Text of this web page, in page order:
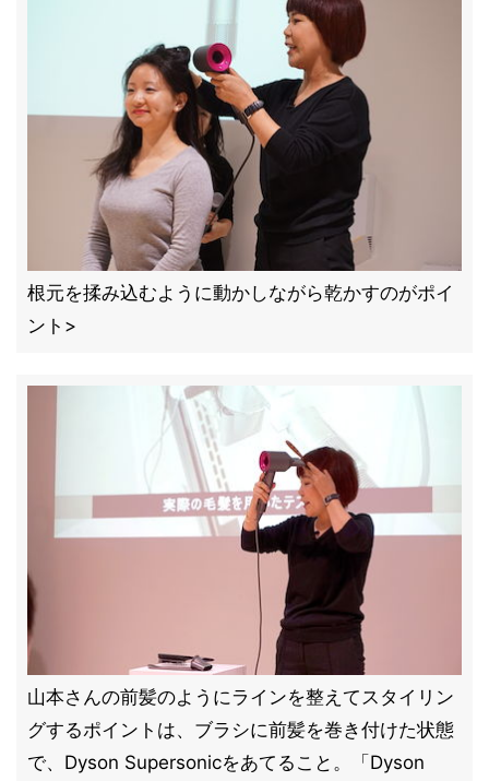
根元を揉み込むように動かしながら乾かすのがポイ
ント>
山本さんの前髪のようにラインを整えてスタイリン
グするポイントは、ブラシに前髪を巻き付けた状態
で、Dyson Supersonicをあてること。「Dyson